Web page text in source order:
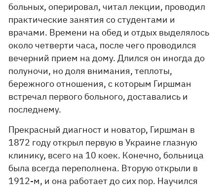
больных, оперировал, читал лекции, проводил
практические занятия со студентами и
врачами. Времени на обед и отдых выделялось
около четверти часа, после чего проводился
вечерний прием на дому. Длился он иногда до
полуночи, но доля внимания, теплоты,
бережного отношения, с которым Гиршман
встречал первого больного, доставались и
последнему.
Прекрасный диагност и новатор, Гиршман в
1872 году открыл первую в Украине глазную
клинику, всего на 10 коек. Конечно, больница
была всегда переполнена. Вторую открыли в
1912-м, и она работает до сих пор. Научился